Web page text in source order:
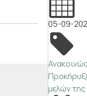
05-09-
μελών